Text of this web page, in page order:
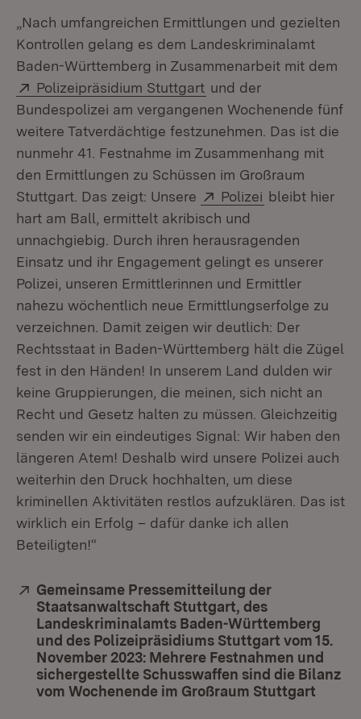
„Nach umfangreichen Ermittlungen und gezielten
Kontrollen gelang es dem Landeskriminalamt
Baden-Württemberg in Zusammenarbeit mit dem
Extern:
Polizeipräsidium Stuttgart (Öffnet in neuem
und der
Bundespolizei am vergangenen Wochenende fünf
weitere Tatverdächtige festzunehmen. Das ist die
nunmehr 41. Festnahme im Zusammenhang mit
den Ermittlungen zu Schüssen im Großraum
Stuttgart. Das zeigt: Unsere
Extern:
Polizei (Öffnet in
bleibt hier
hart am Ball, ermittelt akribisch und
unnachgiebig. Durch ihren herausragenden
Einsatz und ihr Engagement gelingt es unserer
Polizei, unseren Ermittlerinnen und Ermittler
nahezu wöchentlich neue Ermittlungserfolge zu
verzeichnen. Damit zeigen wir deutlich: Der
Rechtsstaat in Baden-Württemberg hält die Zügel
fest in den Händen! In unserem Land dulden wir
keine Gruppierungen, die meinen, sich nicht an
Recht und Gesetz halten zu müssen. Gleichzeitig
senden wir ein eindeutiges Signal: Wir haben den
längeren Atem! Deshalb wird unsere Polizei auch
weiterhin den Druck hochhalten, um diese
kriminellen Aktivitäten restlos aufzuklären. Das ist
wirklich ein Erfolg – dafür danke ich allen
Beteiligten!“
Extern:
Gemeinsame Pressemitteilung der
Staatsanwaltschaft Stuttgart, des
Landeskriminalamts Baden-Württemberg
und des Polizeipräsidiums Stuttgart vom 15.
November 2023: Mehrere Festnahmen und
sichergestellte Schusswaffen sind die Bilanz
vom Wochenende im Großraum Stuttgart